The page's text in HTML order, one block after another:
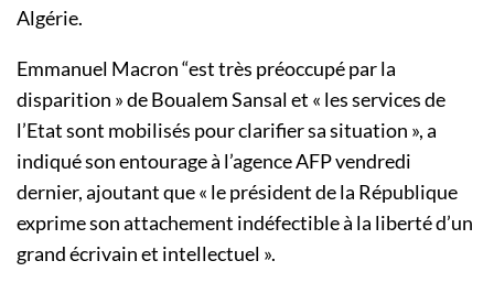
Algérie.
Emmanuel Macron “est très préoccupé par la
disparition » de Boualem Sansal et « les services de
l’Etat sont mobilisés pour clarifier sa situation », a
indiqué son entourage à l’agence AFP vendredi
dernier, ajoutant que « le président de la République
exprime son attachement indéfectible à la liberté d’un
grand écrivain et intellectuel ».